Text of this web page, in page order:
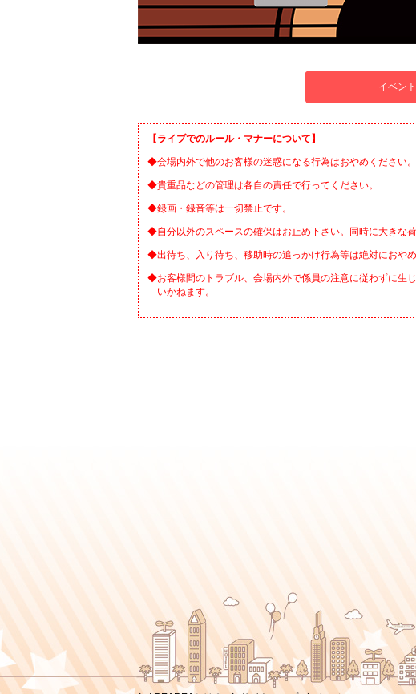
イベン
【ライブでのルール・マナーについて】
◆会場内外で他のお客様の迷惑になる行為はおやめください。
◆貴重品などの管理は各自の責任で行ってください。
◆録画・録音等は一切禁止です。
◆自分以外のスペースの確保はお止め下さい。同時に大きな
◆出待ち、入り待ち、移助時の追っかけ行為等は絶対におやめ
◆お客様間のトラブル、会場内外で係員の注意に従わずに生
いかねます。